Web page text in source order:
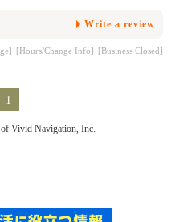
Write a review
[Hours/Change Info] [Business Closed]
1
Vivid Navigation, Inc.